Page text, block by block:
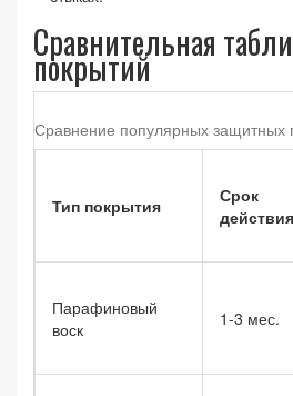
Сравнительная
покрытий
Сравнение популярных защитных
Тип покрытия
Срок
действия
Парафиновый
воск
1-3 мес.